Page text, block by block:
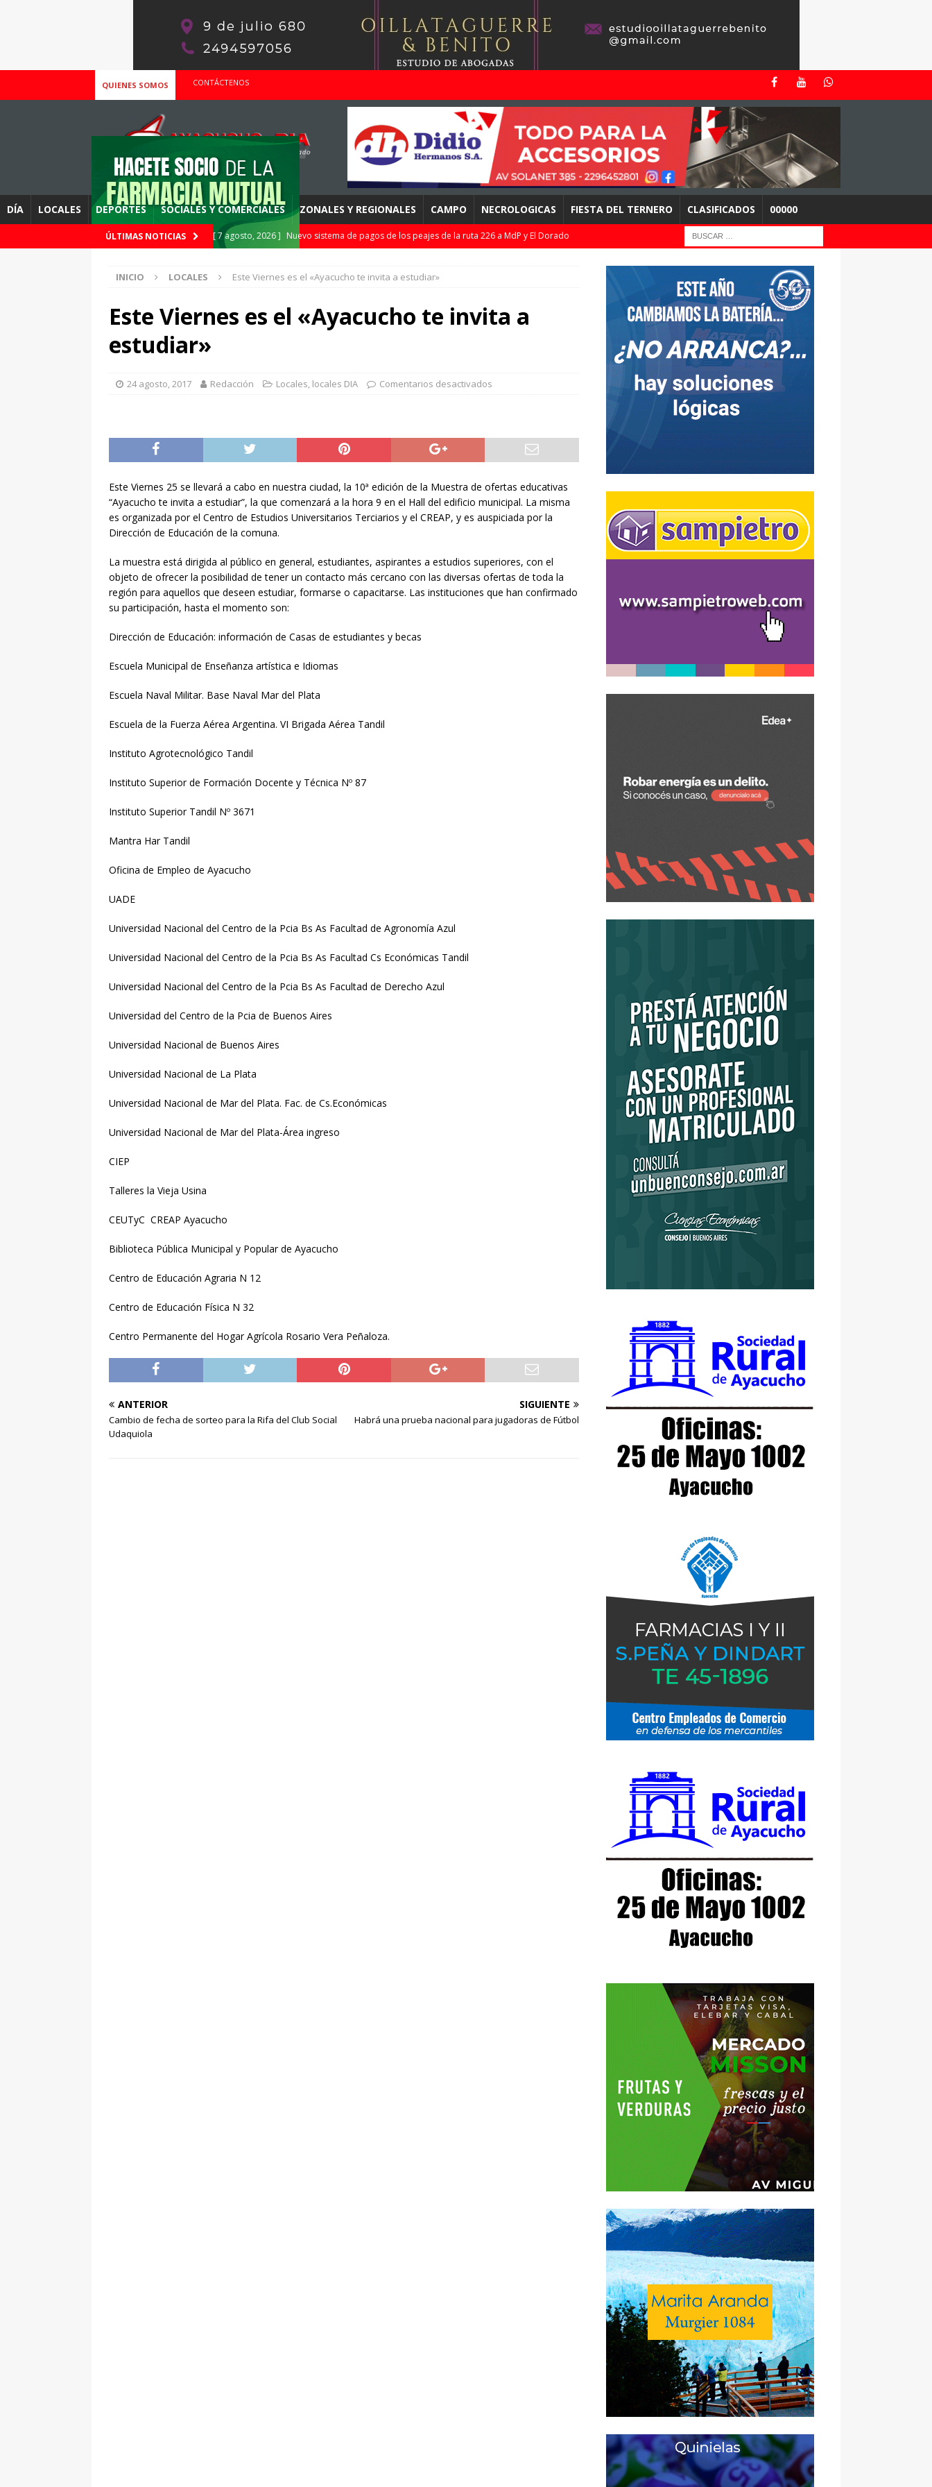
QUIENES SOMOS CONTÁCTENOS
DÍA LOCALES DEPORTES SOCIALES Y COMERCIALES ZONALES Y REGIONALES CAMPO NECROLOGICAS FIESTA DEL TERNERO CLASIFICADOS 00000
ÚLTIMAS NOTICIAS [ 7 agosto, 2026 ] Nuevo sistema de pagos de los peajes de la ruta 226 a MdP y El Dorado
[ 7 agosto, 2026 ] Se completó la 2da fecha del Clausura de la LPF / Resultados, tablas, y
este viernes 7, la fecha 4
DEPORTES
27° Fiesta «Al Trabajador de Mi Pueblo» hizo oficial las reinas visitantes
DESTACADOS
INICIO LOCALES Este Viernes es el «Ayacucho te invita a estudiar»
Este Viernes es el «Ayacucho te invita a
estudiar»
24 agosto, 2017 Redacción Locales, locales DIA Comentarios desactivados
Este Viernes 25 se llevará a cabo en nuestra ciudad, la 10ª edición de la Muestra de ofertas educativas
“Ayacucho te invita a estudiar”, la que comenzará a la hora 9 en el Hall del edificio municipal. La misma
es organizada por el Centro de Estudios Universitarios Terciarios y el CREAP, y es auspiciada por la
Dirección de Educación de la comuna.
La muestra está dirigida al público en general, estudiantes, aspirantes a estudios superiores, con el
objeto de ofrecer la posibilidad de tener un contacto más cercano con las diversas ofertas de toda la
región para aquellos que deseen estudiar, formarse o capacitarse. Las instituciones que han confirmado
su participación, hasta el momento son:
Dirección de Educación: información de Casas de estudiantes y becas
Escuela Municipal de Enseñanza artística e Idiomas
Escuela Naval Militar. Base Naval Mar del Plata
Escuela de la Fuerza Aérea Argentina. VI Brigada Aérea Tandil
Instituto Agrotecnológico Tandil
Instituto Superior de Formación Docente y Técnica Nº 87
Instituto Superior Tandil Nº 3671
Mantra Har Tandil
Oficina de Empleo de Ayacucho
UADE
Universidad Nacional del Centro de la Pcia Bs As Facultad de Agronomía Azul
Universidad Nacional del Centro de la Pcia Bs As Facultad Cs Económicas Tandil
Universidad Nacional del Centro de la Pcia Bs As Facultad de Derecho Azul
Universidad del Centro de la Pcia de Buenos Aires
Universidad Nacional de Buenos Aires
Universidad Nacional de La Plata
Universidad Nacional de Mar del Plata. Fac. de Cs.Económicas
Universidad Nacional de Mar del Plata-Área ingreso
CIEP
Talleres la Vieja Usina
CEUTyC CREAP Ayacucho
Biblioteca Pública Municipal y Popular de Ayacucho
Centro de Educación Agraria N 12
Centro de Educación Física N 32
Centro Permanente del Hogar Agrícola Rosario Vera Peñaloza.
ANTERIOR
Cambio de fecha de sorteo para la Rifa del Club Social
Udaquiola
SIGUIENTE
Habrá una prueba nacional para jugadoras de Fútbol